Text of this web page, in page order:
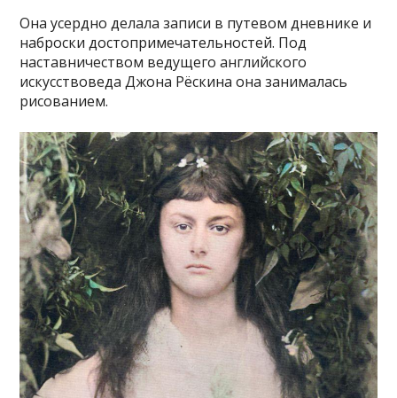
Она усердно делала записи в путевом дневнике и
наброски достопримечательностей. Под
наставничеством ведущего английского
искусствоведа Джона Рёскина она занималась
рисованием.